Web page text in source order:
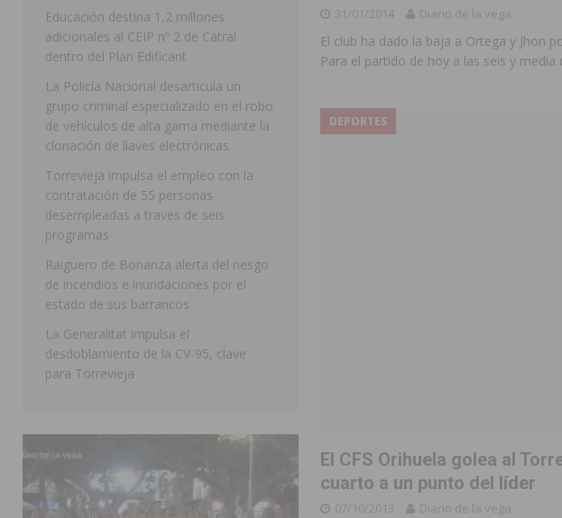
[ 07/08/2026 ] FEGADO 2026 cierra con un balance histórico y consolida a Dolores
DOLORES
[ 07/08/2026 ] Orihuela cumple los objetivos de ‘Refluye Mi Río’ y recibirá 3,3
ORIHUELA
[ 07/08/2026 ]
Orihuela organiza un concierto sinfónico de la Orquesta de Jóvenes
Golf & Country Club
31/01/2014 Diario de la vega
El club ha dado la baja a Ortega y Jhon
Para el partido de hoy a las seis y media
DEPORTES
El CFS Orihuela golea al
cuarto a un punto del líder
07/10/2013 Diario de la vega
Educación destina 1,2 millones
adicionales al CEIP nº 2 de Catral
dentro del Plan Edificant
La Policía Nacional desarticula un
grupo criminal especializado en el robo
de vehículos de alta gama mediante la
clonación de llaves electrónicas
Torrevieja impulsa el empleo con la
contratación de 55 personas
desempleadas a través de seis
programas
Raiguero de Bonanza alerta del riesgo
de incendios e inundaciones por el
estado de sus barrancos
La Generalitat impulsa el
desdoblamiento de la CV-95, clave
para Torrevieja